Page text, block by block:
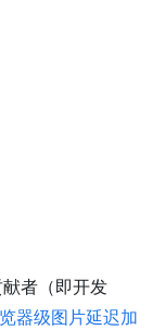
者（即开发
器级图片延迟加